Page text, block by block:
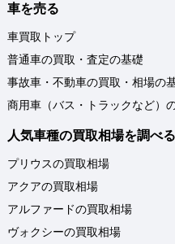
車を売る
車買取トップ
普通車の買取・査定の基礎
事故車・不動車の買取・相場の
商用車（バス・トラックなど）
人気車種の買取相場を調べる
プリウスの買取相場
アクアの買取相場
アルファードの買取相場
ヴォクシーの買取相場